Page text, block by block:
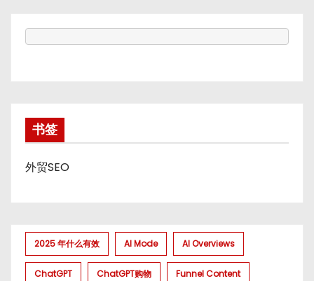
书签
外贸SEO
2025 年什么有效 AI Mode AI Overviews
ChatGPT ChatGPT购物 Funnel Content